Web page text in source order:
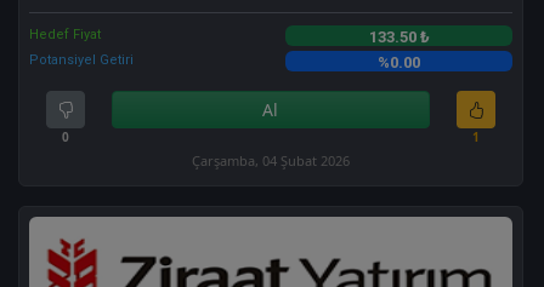
Hedef Fiyat 133.50 ₺
Potansiyel Getiri %0.00
0
Al
1
Çarşamba, 04 Şubat 2026